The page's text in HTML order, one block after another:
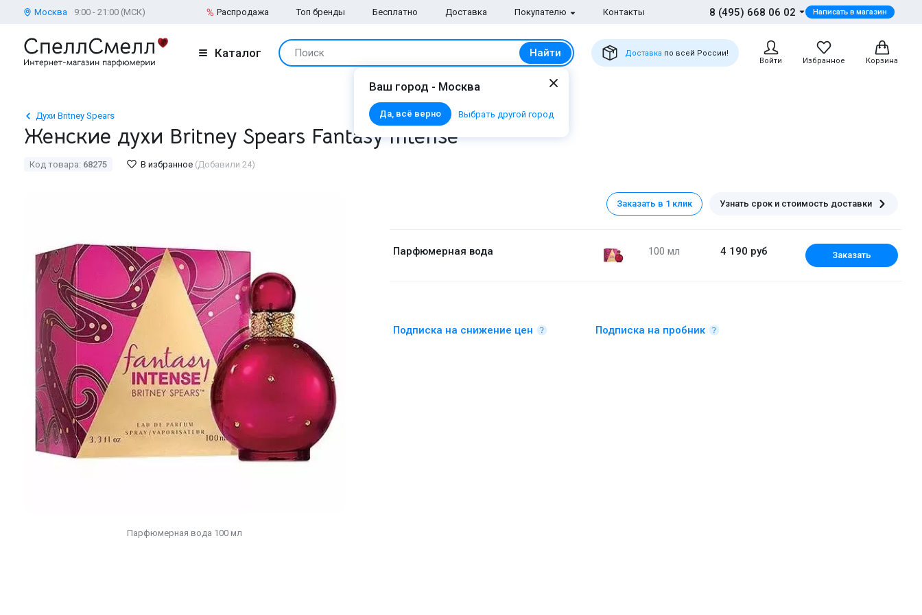
Москва 9:00 - 21:00 (МСК) Распродажа Топ бренды Бесплатно Доставка Покупателю Контакты 8 (495) 668 06 02 Написать в магазин
Каталог Поиск Найти Доставка по всей России!
Войти
Избранное Корзина
Ваш город - Москва
Да, всё верно Выбрать другой город
Духи Britney Spears
Женские духи Britney Spears Fantasy Intense
Код товара: 68275 В избранное (Добавили 24)
Парфюмерная вода 100 мл
Заказать в 1 клик Узнать срок и стоимость доставки
Парфюмерная вода 4 190 руб
100 мл Заказать
Подписка на снижение цен Подписка на пробник